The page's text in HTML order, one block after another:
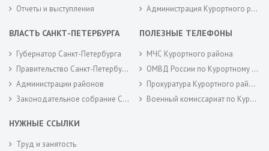
Отчеты и выступления
Администрация Курортного района Санкт-Петербурга
ВЛАСТЬ САНКТ-ПЕТЕРБУРГА
Губернатор Санкт-Петербурга
Правительство Санкт-Петербурга
Администрации районов
Законодательное собрание Санкт-Петербурга
ПОЛЕЗНЫЕ ТЕЛЕФОНЫ
МЧС Курортного района
ОМВД России по Курортному району
Прокуратура Курортного района
Военный комиссариат по Курортному районам города Санкт-Петербурга
НУЖНЫЕ ССЫЛКИ
Труд и занятость